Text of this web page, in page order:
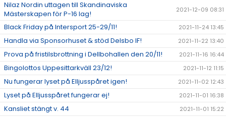
Nilaz Nordin uttagen till Skandinaviska
Mästerskapen för P-16 lag!
2021-12-09 08:31
Black Friday på Intersport 25-29/11! 2021-11-24 13:45
Handla via Sponsorhuset & stöd Delsbo IF! 2021-11-22 13:40
Prova på fristilsbrottning i Dellbohallen den 20/11! 2021-11-16 16:44
Bingolottos Uppesittarkväll 23/12! 2021-11-12 11:15
Nu fungerar lyset på Elljusspåret igen! 2021-11-02 12:43
Lyset på Elljusspåret fungerar ej! 2021-11-01 16:38
Kansliet stängt v. 44 2021-11-01 15:22